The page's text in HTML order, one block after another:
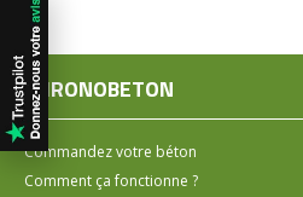
CHRONOBETON
Commandez votre béton
Comment ça fonctionne ?